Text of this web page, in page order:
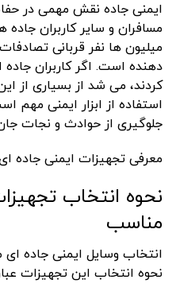
ایمنی جاده نقش مهمی در
مسافران و سایر کاربران جاده
میلیون ها نفر قربانی
دهنده است. اگر کاربران
کردند، می شد از بسیاری از
استفاده از ابزار ایمنی
جلوگیری از حوادث و نجات
معرفی تجهیزات ایمنی جاده
نحوه انتخاب
مناسب
انتخاب وسایل ایمنی جاده
نحوه انتخاب این تجهیزات